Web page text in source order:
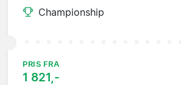
Championship
PRIS FRA
1 821,-